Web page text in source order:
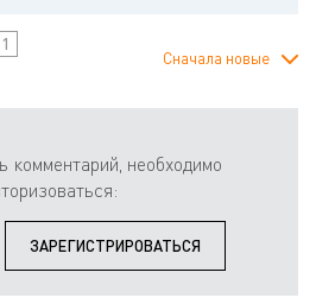
1
Сначала новые
комментарий, необходимо
ЗАРЕГИСТРИРОВАТЬСЯ